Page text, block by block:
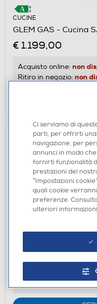
CUCINE
GLEM GAS - Cucina
€ 1.199,00
Acquisto online: non
Ritiro in negozio: non
GLEM GAS - Cucina
DISPONIBILE SOLO IN
non
Ritiro in negozio in
Ci serviamo di
parti, per offrirti
navigazione, per
annunci in modo
fornirti funzionalità
prestazioni del
“Impostazioni
quali cookie
preferenze.
ulteriori